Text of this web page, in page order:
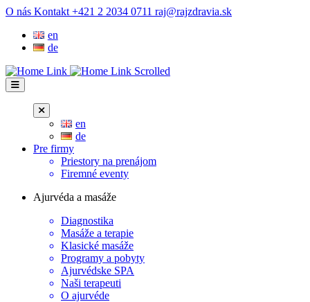
Prejsť
obsah
O nás Kontakt +421 2 2034 0711 raj@rajzdravia.sk
en
de
en
de
Pre firmy
Priestory na prenájom
Firemné eventy
Ajurvéda a masáže
Diagnostika
Masáže a terapie
Klasické masáže
Programy a pobyty
Ajurvédske SPA
Naši terapeuti
O ajurvéde